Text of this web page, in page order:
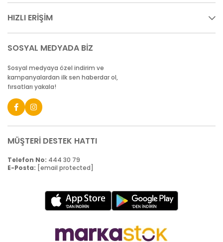
HIZLI ERİŞİM
SOSYAL MEDYADA BİZ
Sosyal medyaya özel indirim ve
kampanyalardan ilk sen haberdar ol,
fırsatları yakala!
MÜŞTERİ DESTEK HATTI
Telefon No: 444 30 79
E-Posta: [email protected]